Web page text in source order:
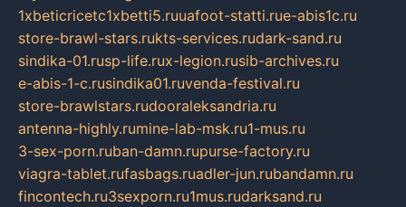
1xbeticricetc1xbetti5.ruuafoot-statti.rue-abis1c.ru
store-brawl-stars.rukts-services.rudark-sand.ru
sindika-01.rusp-life.rux-legion.rusib-archives.ru
e-abis-1-c.rusindika01.ruvenda-festival.ru
store-brawlstars.rudooraleksandria.ru
antenna-highly.rumine-lab-msk.ru1-mus.ru
3-sex-porn.ruban-damn.rupurse-factory.ru
viagra-tablet.rufasbags.ruadler-jun.rubandamn.ru
fincontech.ru3sexporn.ru1mus.rudarksand.ru